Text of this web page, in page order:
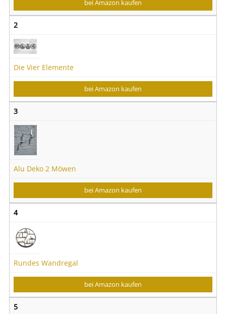
bei Amazon kaufen
2
Die Vier Elemente
bei Amazon kaufen
3
Alu Deko 2 Möwen
bei Amazon kaufen
4
Rundes Wandregal
bei Amazon kaufen
5